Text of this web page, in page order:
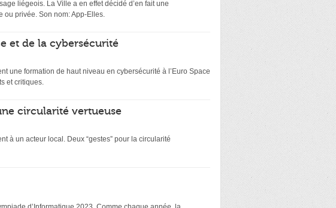
liégeois. La Ville a en effet décidé d’en fait une
ou privée. Son nom: App-Elles.
et de la cybersécurité
une formation de haut niveau en cybersécurité à l’Euro Space
et critiques.
circularité vertueuse
à un acteur local. Deux “gestes” pour la circularité